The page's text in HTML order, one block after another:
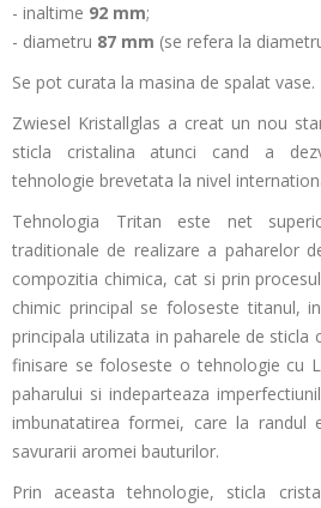
- inaltime 92 mm;
- diametru 87 mm (se refera la
Se pot curata la masina de spalat vase.
Zwiesel Kristallglas a creat un nou
sticla cristalina atunci cand a
tehnologie brevetata la nivel
Tehnologia Tritan este net
traditionale de realizare a paharelor
compozitia chimica, cat si prin
chimic principal se foloseste titanul,
principala utilizata in paharele de sticla
finisare se foloseste o tehnologie cu
paharului si indeparteaza
imbunatatirea formei, care la randul
savurarii aromei bauturilor.
Prin aceasta tehnologie, sticla